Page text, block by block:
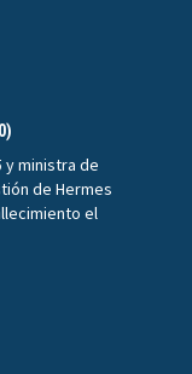
y ministra de
de Hermes
el